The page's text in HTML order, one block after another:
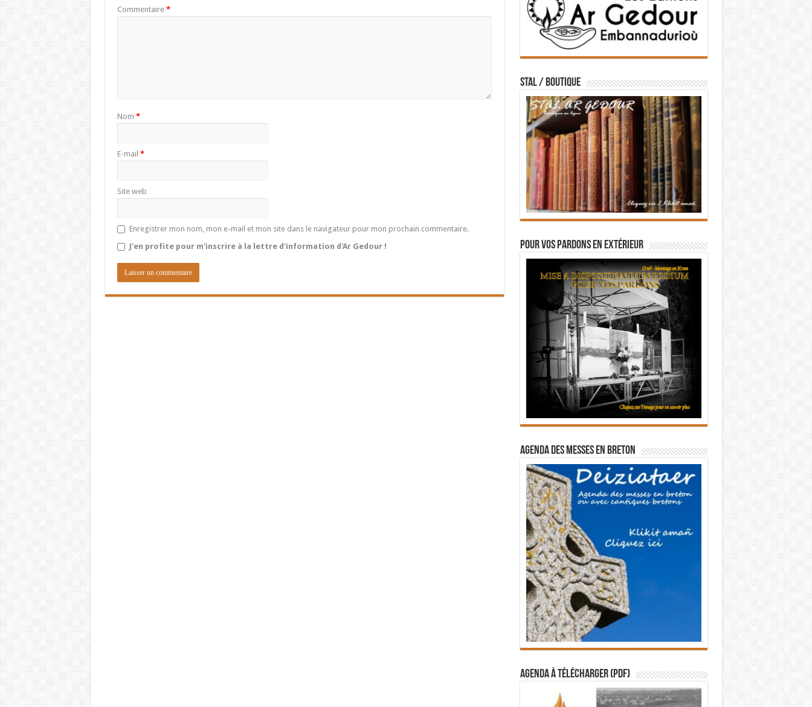
Commentaire *
Nom *
E-mail *
Site web
Enregistrer mon nom, mon e-mail et mon site dans le navigateur pour mon prochain commentaire.
J'en profite pour m'inscrire à la lettre d'information d'Ar Gedour !
STAL / BOUTIQUE
Pour vos pardons en extérieur
Agenda des messes en breton
Agenda à télécharger (PDF)